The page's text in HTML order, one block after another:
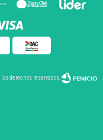
derechos reservados.